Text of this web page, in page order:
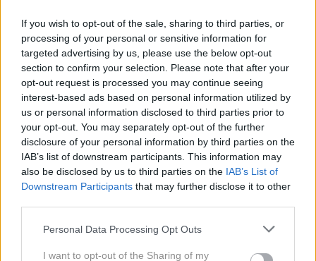
If you wish to opt-out of the sale, sharing to third parties, or
processing of your personal or sensitive information for
targeted advertising by us, please use the below opt-out
section to confirm your selection. Please note that after your
opt-out request is processed you may continue seeing
interest-based ads based on personal information utilized by
us or personal information disclosed to third parties prior to
your opt-out. You may separately opt-out of the further
disclosure of your personal information by third parties on the
IAB’s list of downstream participants. This information may
also be disclosed by us to third parties on the IAB’s List of
Downstream Participants that may further disclose it to other
Please note that this website/app uses one or more Google
not limited to your visit or usage behaviour. You may click to
Personal Data Processing Opt Outs
I want to opt-out of the Sharing of my
Ne čaka na motivacijo - preprosto vstane in se giblje.
Čeprav ima 103 leta, se Dottie še vedno sama oblači
in si prizadeva, da bi bila vsak dan aktivna. Ne govori o
velikih naporih ali zahtevnih treningih, temveč o
pomembnosti vsakodnevnega gibanja.
Obiskuje organizirane vadbe in še posebej rada
posluša inštruktorje, ki razlagajo, kako telesna
vendar tudi ni treba, da je. Mislim, da je dobro